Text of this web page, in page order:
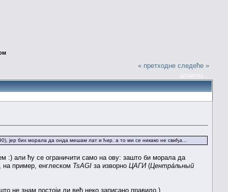
« претходне следеће »
јер бих морала да онда мешам лат и ћир. а то ми се никако не свиђа...
:) али ћу се ограничити само на ову: зашто би морала да
пример, енглеском TsAGI за изворно ЦАГИ(Центра́льный
не знам постоји ли већ неко записано правило.)